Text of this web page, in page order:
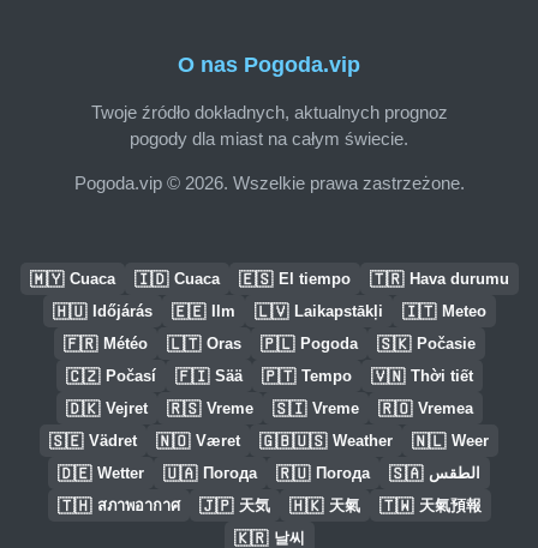
O nas Pogoda.vip
Twoje źródło dokładnych, aktualnych prognoz
pogody dla miast na całym świecie.
Pogoda.vip © 2026. Wszelkie prawa zastrzeżone.
🇲🇾 Cuaca 🇮🇩 Cuaca 🇪🇸 El tiempo 🇹🇷 Hava durumu
🇭🇺 Időjárás 🇪🇪 Ilm 🇱🇻 Laikapstākļi 🇮🇹 Meteo
🇫🇷 Météo 🇱🇹 Oras 🇵🇱 Pogoda 🇸🇰 Počasie
🇨🇿 Počasí 🇫🇮 Sää 🇵🇹 Tempo 🇻🇳 Thời tiết
🇩🇰 Vejret 🇷🇸 Vreme 🇸🇮 Vreme 🇷🇴 Vremea
🇸🇪 Vädret 🇳🇴 Været 🇬🇧🇺🇸 Weather 🇳🇱 Weer
🇩🇪 Wetter 🇺🇦 Погода 🇷🇺 Погода 🇸🇦 الطقس
🇹🇭 สภาพอากาศ 🇯🇵 天気 🇭🇰 天氣 🇹🇼 天氣預報
🇰🇷 날씨